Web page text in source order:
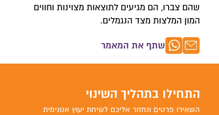
שהם צברו, הם מגיעים לתוצאות מצוינות וחווים
המון המלצות מצד הנגמלים.
שתף את המאמר
התחילו בתהליך השינוי
השאירו פרטים ונחזור אליכם לשיחת יעוץ אנונימית